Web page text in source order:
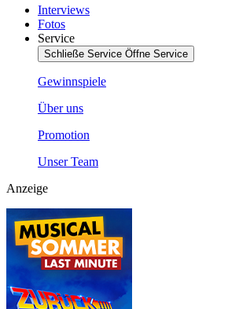
Interviews
Fotos
Service
Schließe Service Öffne Service
Gewinnspiele
Über uns
Promotion
Unser Team
Anzeige